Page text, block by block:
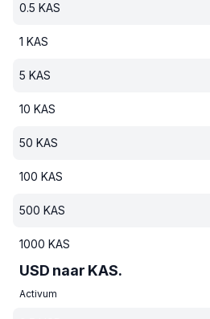
0.5 KAS
1 KAS
5 KAS
10 KAS
50 KAS
100 KAS
500 KAS
1000 KAS
USD naar KAS.
Activum